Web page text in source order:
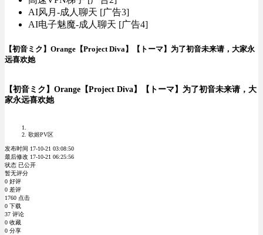
AI风月-成人聊天 [广告3]
AI电子魅魔-成人聊天 [广告4]
【初音ミク】Orange【Project Diva】【トーマ】为了初音未来请，大家永
远喜欢她
【初音ミク】Orange【Project Diva】【トーマ】为了初音未来请，大
家永远喜欢她
歌姬PV区
发布时间 17-10-21 03:08:50
最后修改 17-10-21 06:25:56
状态 已公开
暂无评分
0 好评
0 差评
1760 点击
0 下载
37 评论
0 收藏
0 分享